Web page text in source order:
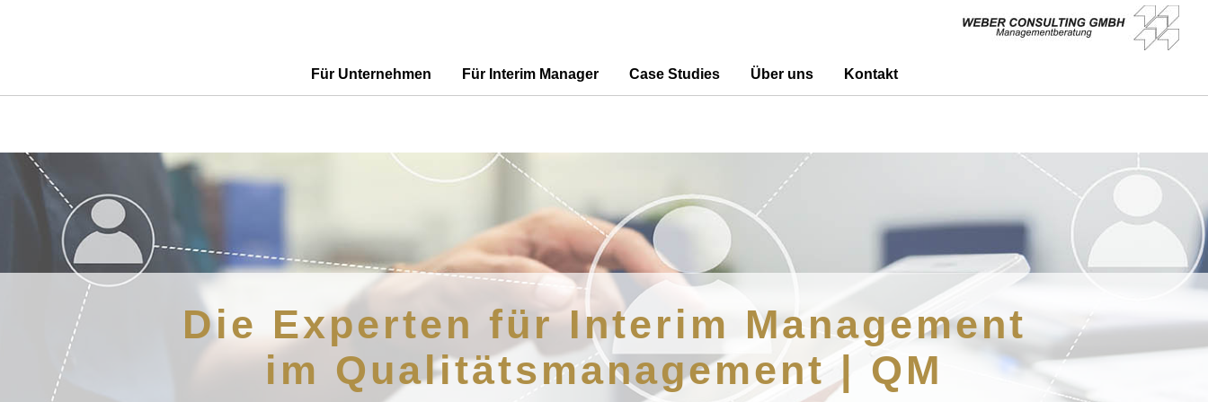
Für Unternehmen Für Interim Manager Case Studies Über uns Kontakt
Die Experten für Interim Management
im Qualitätsmanagement | QM